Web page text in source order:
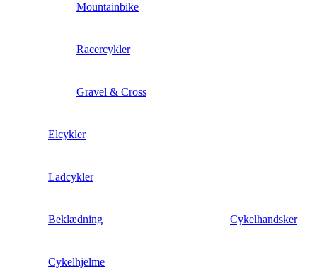
Mountainbike
Racercykler
Gravel & Cross
Elcykler
Ladcykler
Beklædning Cykelhandsker
Cykelhjelme